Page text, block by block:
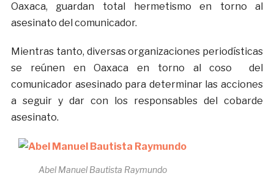
Oaxaca, guardan total hermetismo en torno al
asesinato del comunicador.
Mientras tanto, diversas organizaciones periodísticas
se reúnen en Oaxaca en torno al coso del
comunicador asesinado para determinar las acciones
a seguir y dar con los responsables del cobarde
asesinato.
Abel Manuel Bautista Raymundo